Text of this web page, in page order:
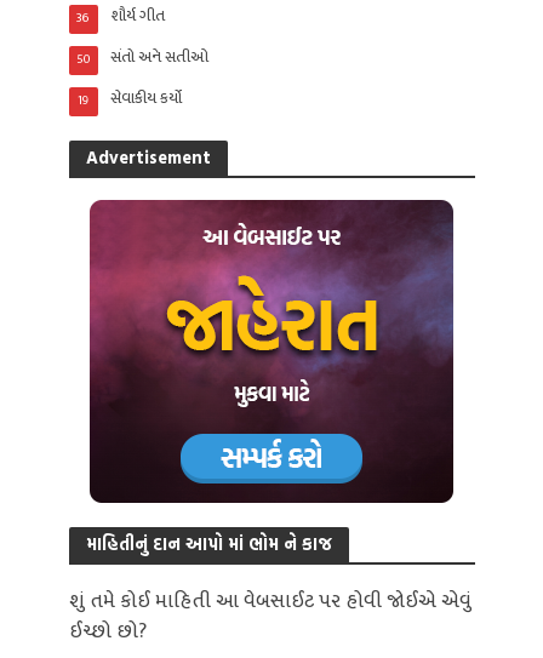
શૌર્ય ગીત
36
સંતો અને સતીઓ
50
સેવાકીય કર્યો
19
Advertisement
માહિતીનું દાન આપો માં ભોમ ને કાજ
શું તમે કોઈ માહિતી આ વેબસાઈટ પર હોવી જોઈએ એવું
ઈચ્છો છો?